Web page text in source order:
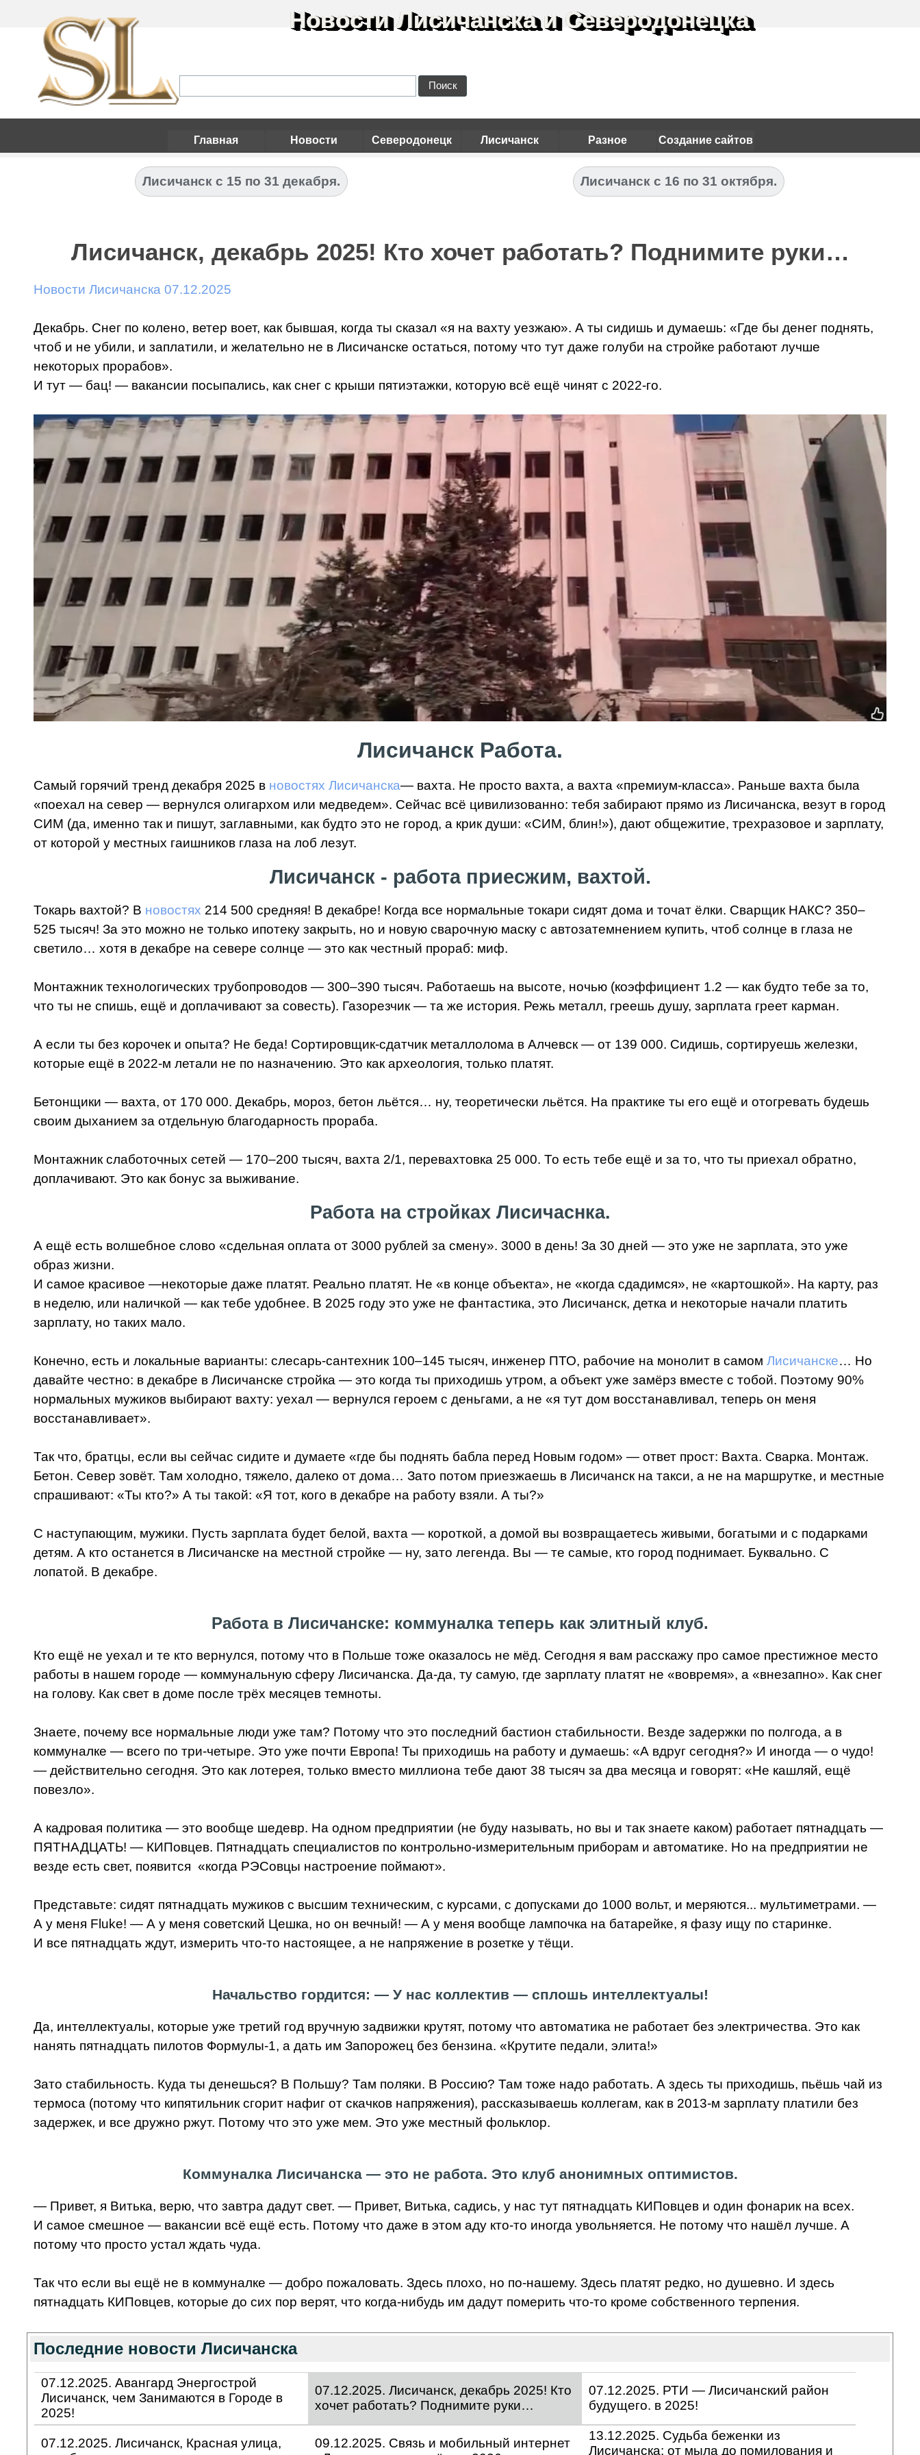
Главная Новости Северодонецк Лисичанск Разное Создание сайтов
Новости Лисичанска и Северодонецка
Поиск
Лисичанск с 16 по 31 октября.
Лисичанск с 15 по 31 декабря.
Лисичанск, декабрь 2025! Кто хочет работать? Поднимите руки…
Новости Лисичанска 07.12.2025
Декабрь. Снег по колено, ветер воет, как бывшая, когда ты сказал «я на вахту уезжаю». А ты сидишь и думаешь: «Где бы денег поднять,
чтоб и не убили, и заплатили, и желательно не в Лисичанске остаться, потому что тут даже голуби на стройке работают лучше
некоторых прорабов».
И тут — бац! — вакансии посыпались, как снег с крыши пятиэтажки, которую всё ещё чинят с 2022-го.
Лисичанск Работа.
Самый горячий тренд декабря 2025 в новостях Лисичанска— вахта. Не просто вахта, а вахта «премиум-класса». Раньше вахта была
«поехал на север — вернулся олигархом или медведем». Сейчас всё цивилизованно: тебя забирают прямо из Лисичанска, везут в город
СИМ (да, именно так и пишут, заглавными, как будто это не город, а крик души: «СИМ, блин!»), дают общежитие, трехразовое и зарплату,
от которой у местных гаишников глаза на лоб лезут.
Лисичанск - работа приесжим, вахтой.
Токарь вахтой? В новостях 214 500 средняя! В декабре! Когда все нормальные токари сидят дома и точат ёлки. Сварщик НАКС? 350–
525 тысяч! За это можно не только ипотеку закрыть, но и новую сварочную маску с автозатемнением купить, чтоб солнце в глаза не
светило… хотя в декабре на севере солнце — это как честный прораб: миф.
Монтажник технологических трубопроводов — 300–390 тысяч. Работаешь на высоте, ночью (коэффициент 1.2 — как будто тебе за то,
что ты не спишь, ещё и доплачивают за совесть). Газорезчик — та же история. Режь металл, греешь душу, зарплата греет карман.
А если ты без корочек и опыта? Не беда! Сортировщик-сдатчик металлолома в Алчевск — от 139 000. Сидишь, сортируешь железки,
которые ещё в 2022-м летали не по назначению. Это как археология, только платят.
Бетонщики — вахта, от 170 000. Декабрь, мороз, бетон льётся… ну, теоретически льётся. На практике ты его ещё и отогревать будешь
своим дыханием за отдельную благодарность прораба.
Монтажник слаботочных сетей — 170–200 тысяч, вахта 2/1, перевахтовка 25 000. То есть тебе ещё и за то, что ты приехал обратно,
доплачивают. Это как бонус за выживание.
Работа на стройках Лисичаснка.
А ещё есть волшебное слово «сдельная оплата от 3000 рублей за смену». 3000 в день! За 30 дней — это уже не зарплата, это уже
образ жизни.
И самое красивое —некоторые даже платят. Реально платят. Не «в конце объекта», не «когда сдадимся», не «картошкой». На карту, раз
в неделю, или наличкой — как тебе удобнее. В 2025 году это уже не фантастика, это Лисичанск, детка и некоторые начали платить
зарплату, но таких мало.
Конечно, есть и локальные варианты: слесарь-сантехник 100–145 тысяч, инженер ПТО, рабочие на монолит в самомЛисичанске… Но
давайте честно: в декабре в Лисичанске стройка — это когда ты приходишь утром, а объект уже замёрз вместе с тобой. Поэтому 90%
нормальных мужиков выбирают вахту: уехал — вернулся героем с деньгами, а не «я тут дом восстанавливал, теперь он меня
восстанавливает».
Так что, братцы, если вы сейчас сидите и думаете «где бы поднять бабла перед Новым годом» — ответ прост: Вахта. Сварка. Монтаж.
Бетон. Север зовёт. Там холодно, тяжело, далеко от дома… Зато потом приезжаешь в Лисичанск на такси, а не на маршрутке, и местные
спрашивают: «Ты кто?» А ты такой: «Я тот, кого в декабре на работу взяли. А ты?»
С наступающим, мужики. Пусть зарплата будет белой, вахта — короткой, а домой вы возвращаетесь живыми, богатыми и с подарками
детям. А кто останется в Лисичанске на местной стройке — ну, зато легенда. Вы — те самые, кто город поднимает. Буквально. С
лопатой. В декабре.
Работа в Лисичанске: коммуналка теперь как элитный клуб.
Кто ещё не уехал и те кто вернулся, потому что в Польше тоже оказалось не мёд. Сегодня я вам расскажу про самое престижное место
работы в нашем городе — коммунальную сферу Лисичанска. Да-да, ту самую, где зарплату платят не «вовремя», а «внезапно». Как снег
на голову. Как свет в доме после трёх месяцев темноты.
Знаете, почему все нормальные люди уже там? Потому что это последний бастион стабильности. Везде задержки по полгода, а в
коммуналке — всего по три-четыре. Это уже почти Европа! Ты приходишь на работу и думаешь: «А вдруг сегодня?» И иногда — о чудо!
— действительно сегодня. Это как лотерея, только вместо миллиона тебе дают 38 тысяч за два месяца и говорят: «Не кашляй, ещё
повезло».
А кадровая политика — это вообще шедевр. На одном предприятии (не буду называть, но вы и так знаете каком) работает пятнадцать —
ПЯТНАДЦАТЬ! — КИПовцев. Пятнадцать специалистов по контрольно-измерительным приборам и автоматике. Но на предприятии не
везде есть свет, появится «когда РЭСовцы настроение поймают».
Представьте: сидят пятнадцать мужиков с высшим техническим, с курсами, с допусками до 1000 вольт, и меряются... мультиметрами. —
А у меня Fluke! — А у меня советский Цешка, но он вечный! — А у меня вообще лампочка на батарейке, я фазу ищу по старинке.
И все пятнадцать ждут, измерить что-то настоящее, а не напряжение в розетке у тёщи.
Начальство гордится: — У нас коллектив — сплошь интеллектуалы!
Да, интеллектуалы, которые уже третий год вручную задвижки крутят, потому что автоматика не работает без электричества. Это как
нанять пятнадцать пилотов Формулы-1, а дать им Запорожец без бензина. «Крутите педали, элита!»
Зато стабильность. Куда ты денешься? В Польшу? Там поляки. В Россию? Там тоже надо работать. А здесь ты приходишь, пьёшь чай из
термоса (потому что кипятильник сгорит нафиг от скачков напряжения), рассказываешь коллегам, как в 2013-м зарплату платили без
задержек, и все дружно ржут. Потому что это уже мем. Это уже местный фольклор.
Коммуналка Лисичанска — это не работа. Это клуб анонимных оптимистов.
— Привет, я Витька, верю, что завтра дадут свет. — Привет, Витька, садись, у нас тут пятнадцать КИПовцев и один фонарик на всех.
И самое смешное — вакансии всё ещё есть. Потому что даже в этом аду кто-то иногда увольняется. Не потому что нашёл лучше. А
потому что просто устал ждать чуда.
Так что если вы ещё не в коммуналке — добро пожаловать. Здесь плохо, но по-нашему. Здесь платят редко, но душевно. И здесь
пятнадцать КИПовцев, которые до сих пор верят, что когда-нибудь им дадут померить что-то кроме собственного терпения.
Последние новости Лисичанска
07.12.2025. Авангард Энергострой
Лисичанск, чем Занимаются в Городе в
2025!
07.12.2025. Лисичанск, декабрь 2025! Кто
хочет работать? Поднимите руки…
07.12.2025. РТИ — Лисичанский район
будущего. в 2025!
07.12.2025. Лисичанск, Красная улица,
09.12.2025. Связь и мобильный интернет
13.12.2025. Судьба беженки из
Лисичанска: от мыла до помилования и